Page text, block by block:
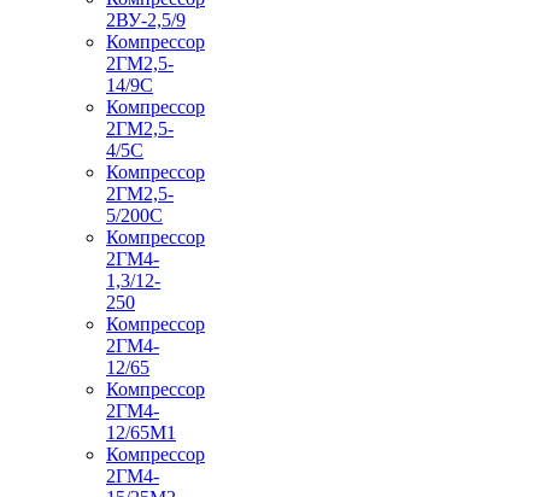
2ВУ-2,5/9
Компрессор
2ГМ2,5-
14/9С
Компрессор
2ГМ2,5-
4/5С
Компрессор
2ГМ2,5-
5/200С
Компрессор
2ГМ4-
1,3/12-
250
Компрессор
2ГМ4-
12/65
Компрессор
2ГМ4-
12/65М1
Компрессор
2ГМ4-